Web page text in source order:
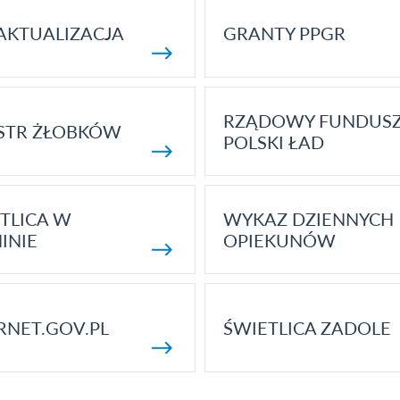
GRANTY PPGR
ŻŁOBKÓW
RZĄDOWY
POLSKI ŁAD
W
WYKAZ DZIENNYCH
OPIEKUNÓW
ŚWIETLICA ZADOLE